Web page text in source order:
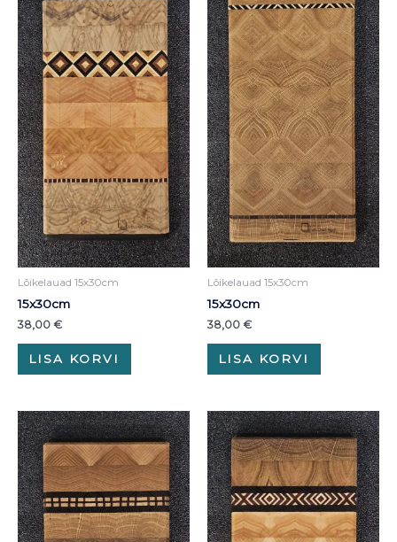
Lõikelauad 15x30cm
15x30cm
38,00 €
LISA KORVI
Lõikelauad 15x30cm
15x30cm
38,00 €
LISA KORVI